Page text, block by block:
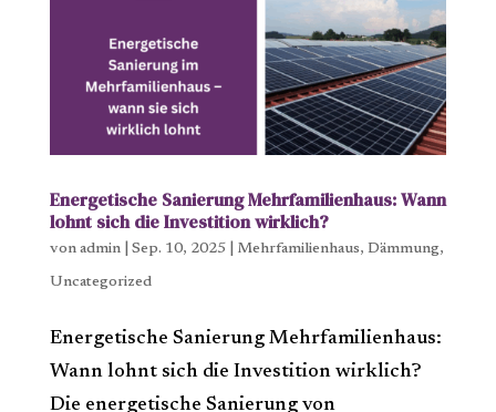
Energetische Sanierung Mehrfamilienhaus: Wann
lohnt sich die Investition wirklich?
von admin| Sep. 10, 2025| Mehrfamilienhaus, Dämmung,
Uncategorized
Energetische Sanierung Mehrfamilienhaus:
Wann lohnt sich die Investition wirklich?
Die energetische Sanierung von